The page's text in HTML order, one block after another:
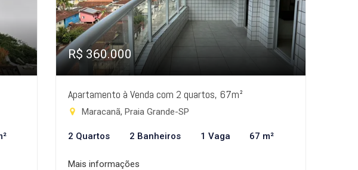
R$ 360.000
Apartamento à Venda com 2 quartos, 67m²
Maracanã, Praia Grande-SP
2 Quartos 2 Banheiros 1 Vaga 67 m²
Mais informações